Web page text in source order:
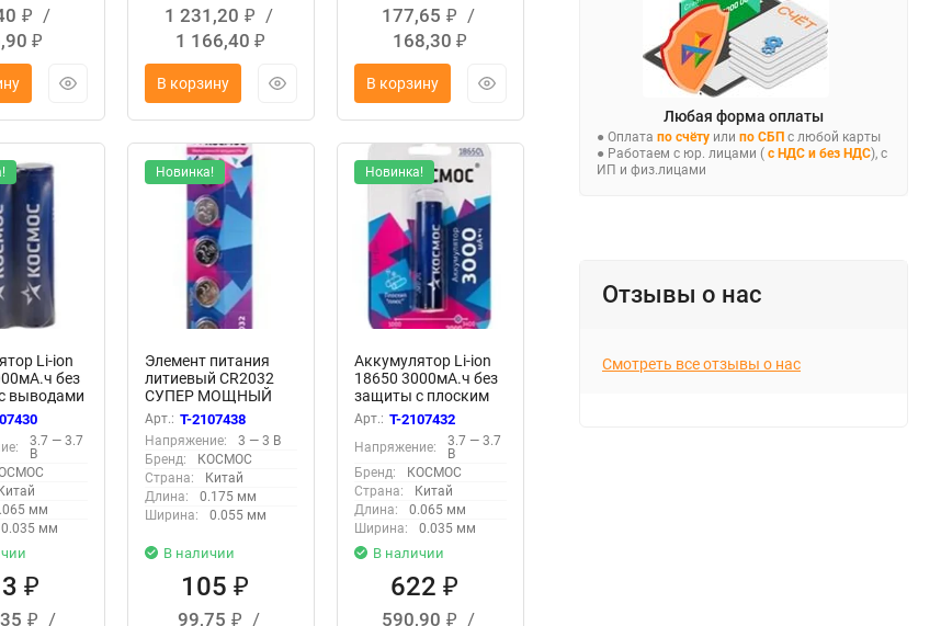
₽
/
₽
1 231,20 ₽
/
1 166,40 ₽
В корзину
177,65 ₽
/
168,30 ₽
В корзину
Li-ion
без
выводами
(уп.2шт)
3.7 — 3.7
В
мм
0.035 мм
₽
₽
/
Новинка!
Элемент питания
литиевый CR2032
СУПЕР МОЩНЫЙ
5хBL (уп.5шт)
КОСМОС
KOC2032PBL5
Арт.: T-2107438
Напряжение:
3 — 3 В
Бренд:
КОСМОС
Страна:
Китай
Длина:
0.175 мм
Ширина:
0.055 мм
В наличии
105₽
99,75 ₽
/
Новинка!
Аккумулятор Li-ion
18650 3000мА.ч без
защиты с плоским
контактом (уп.2шт)
КОСМОС
KOC18650Li30FLS2
Арт.: T-2107432
Напряжение:
3.7 — 3.7
В
Бренд:
КОСМОС
Страна:
Китай
Длина:
0.065 мм
Ширина:
0.035 мм
В наличии
622₽
590,90 ₽
/
Любая форма оплаты
● Оплата по счёту или по СБП с любой карты
● Работаем с юр. лицами ( с НДС и без НДС), с
ИП и физ.лицами
Отзывы о нас
Смотреть все отзывы о нас